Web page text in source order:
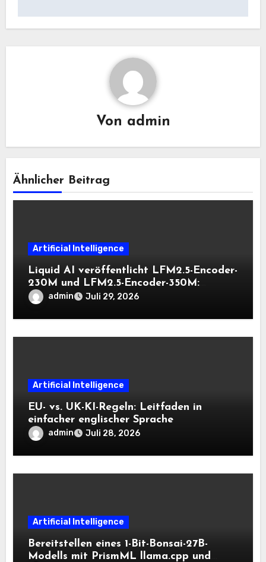
Von admin
Ähnlicher Beitrag
Artificial Intelligence
Liquid AI veröffentlicht LFM2.5-Encoder-
230M und LFM2.5-Encoder-350M:
Bidirektionale Encoder, die bei 8K-
Kontext auf der CPU schnell bleiben
admin Juli 29, 2026
Artificial Intelligence
EU- vs. UK-KI-Regeln: Leitfaden in
einfacher englischer Sprache
admin Juli 28, 2026
Artificial Intelligence
Bereitstellen eines 1-Bit-Bonsai-27B-
Modells mit PrismML llama.cpp und